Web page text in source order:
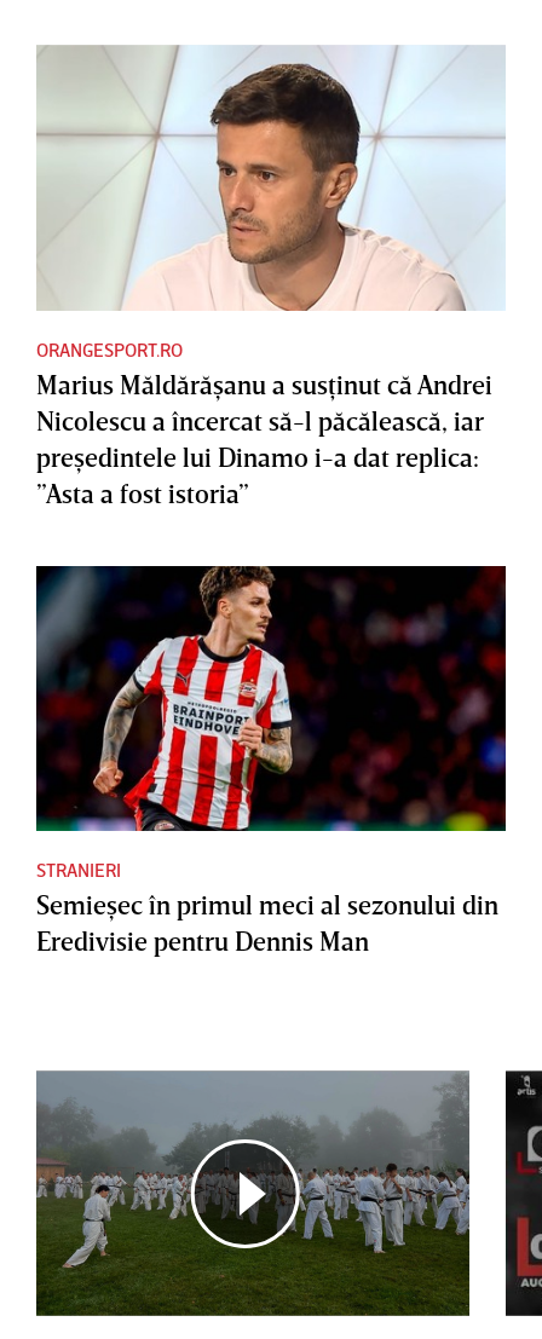
ORANGESPORT.RO
Marius Măldărăşanu a susţinut că Andrei
Nicolescu a încercat să-l păcălească, iar
preşedintele lui Dinamo i-a dat replica:
”Asta a fost istoria”
STRANIERI
Semieşec în primul meci al sezonului din
Eredivisie pentru Dennis Man